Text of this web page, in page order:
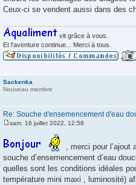
Ceux-ci se vendent aussi dans des
vit grâce à vous.
Et l'aventure continue... Merci à tous.
Sackenka
Nouveau membre
Re: Souche d'ensemencement d'eau
s
a
e
sam. 16 juillet 2022, 12:58
, merci pour l’ajout
souche d’ensemencement d’eau
quelles sont les conditions idéales
température mini maxi , luminosité)